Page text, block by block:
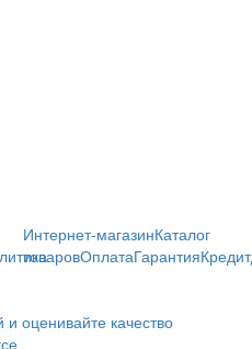
Интернет-магазинКаталог
товаровОплатаГарантияКредит